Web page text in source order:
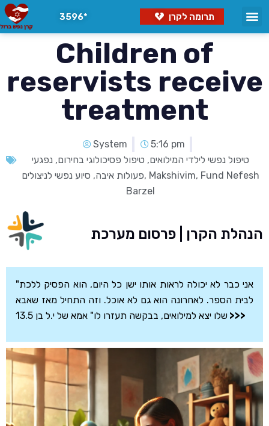
3596* תרומה לקרן
Children of
reservists receive
treatment
System
5:16 pm
טיפול נפשי לילדי המילואים, טיפול פסיכולוגי בחירום,נפגעי
פעולות איבה, סיוע נפשי לניצולים , Makshivim, Fund Nefesh
Barzel
הנהלת הקרן | פרסום מערכת
"אני כבר לא יכולה לראות אותו ישן כל היום, הוא הפסיק ללכת
לבית הספר. לאחרונה הוא גם לא אוכל. וזה התחיל מאז שאבא
שלו יצא למילואים, בבקשה תעזרו לו" אמא של י.ל בן 13.5 >>>